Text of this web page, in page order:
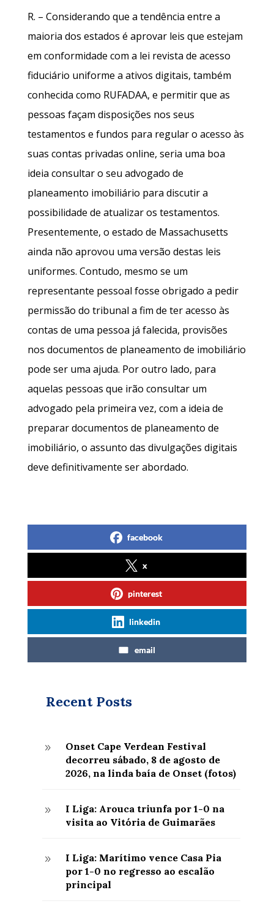
R. – Considerando que a tendência entre a
maioria dos estados é aprovar leis que estejam
em conformidade com a lei revista de acesso
fiduciário uniforme a ativos digitais, também
conhecida como RUFADAA, e permitir que as
pessoas façam disposições nos seus
testamentos e fundos para regular o acesso às
suas contas privadas online, seria uma boa
ideia consultar o seu advogado de
planeamento imobiliário para discutir a
possibilidade de atualizar os testamentos.
Presentemente, o estado de Massachusetts
ainda não aprovou uma versão destas leis
uniformes. Contudo, mesmo se um
representante pessoal fosse obrigado a pedir
permissão do tribunal a fim de ter acesso às
contas de uma pessoa já falecida, provisões
nos documentos de planeamento de imobiliário
pode ser uma ajuda. Por outro lado, para
aquelas pessoas que irão consultar um
advogado pela primeira vez, com a ideia de
preparar documentos de planeamento de
imobiliário, o assunto das divulgações digitais
deve definitivamente ser abordado.
facebook
x
pinterest
linkedin
email
Recent Posts
9
Onset Cape Verdean Festival
decorreu sábado, 8 de agosto de
2026, na linda baía de Onset (fotos)
9
I Liga: Arouca triunfa por 1-0 na
visita ao Vitória de Guimarães
9
I Liga: Marítimo vence Casa Pia
por 1-0 no regresso ao escalão
principal